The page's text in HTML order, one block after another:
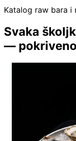
Katalog raw bara i
Svaka
—